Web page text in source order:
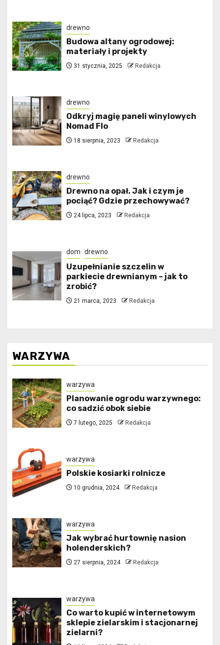
drewno
Budowa altany ogrodowej:
materiały i projekty
31 stycznia, 2025 Redakcja
drewno
Odkryj magię paneli winylowych
Nomad Flo
18 sierpnia, 2023 Redakcja
drewno
Drewno na opał. Jak i czym je
pociąć? Gdzie przechowywać?
24 lipca, 2023 Redakcja
dom drewno
Uzupełnianie szczelin w
parkiecie drewnianym – jak to
zrobić?
21 marca, 2023 Redakcja
WARZYWA
warzywa
Planowanie ogrodu warzywnego:
co sadzić obok siebie
7 lutego, 2025 Redakcja
warzywa
Polskie kosiarki rolnicze
10 grudnia, 2024 Redakcja
warzywa
Jak wybrać hurtownię nasion
holenderskich?
27 sierpnia, 2024 Redakcja
warzywa
Co warto kupić w internetowym
sklepie zielarskim i stacjonarnej
zielarni?